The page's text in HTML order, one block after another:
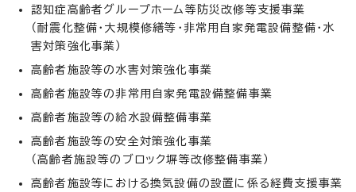
認知症高齢者グループホーム等防災改修等支援事業
（耐震化整備・大規模修繕等・非常用自家発電設備整備・水
害対策強化事業）
高齢者施設等の水害対策強化事業
高齢者施設等の非常用自家発電設備整備事業
高齢者施設等の給水設備整備事業
高齢者施設等の安全対策強化事業
（高齢者施設等のブロック塀等改修整備事業）
高齢者施設等における換気設備の設置に係る経費支援事業